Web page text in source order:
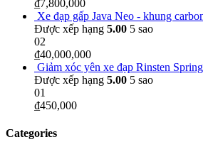
₫7,800,000
Xe đạp gấp Java Neo - khung
Được xếp hạng 5.00 5 sao
02
₫40,000,000
Giảm xóc yên xe đạp Rinsten
Được xếp hạng 5.00 5 sao
01
₫450,000
Categories